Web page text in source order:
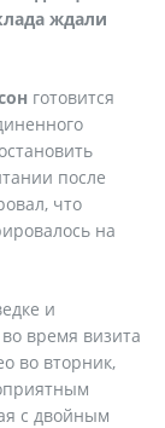
ждали
готовится
после
что
на
и
время визита
во вторник,
с двойным